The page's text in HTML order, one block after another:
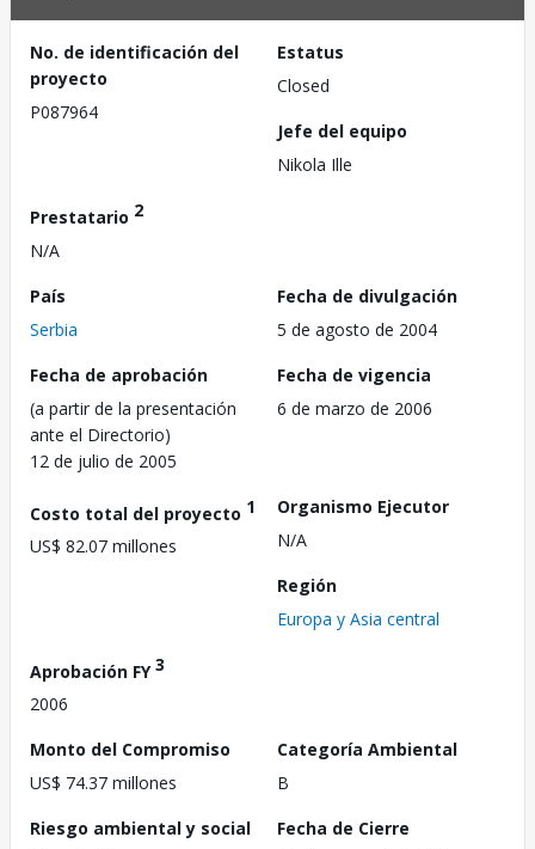
No. de identificación del
proyecto
P087964
Estatus
Closed
Jefe del equipo
Nikola Ille
Prestatario 2
N/A
País
Serbia
Fecha de divulgación
5 de agosto de 2004
Fecha de aprobación
(a partir de la presentación
ante el Directorio)
12 de julio de 2005
Fecha de vigencia
6 de marzo de 2006
Costo total del proyecto 1
US$ 82.07 millones
Organismo Ejecutor
N/A
Región
Europa y Asia central
Aprobación FY3
2006
Monto del Compromiso
US$ 74.37 millones
Categoría Ambiental
B
Riesgo ambiental y social
Fecha de Cierre